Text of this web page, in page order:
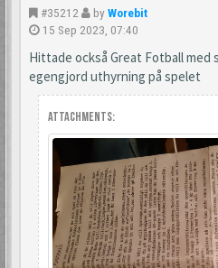
#35212 by Worebit
15 Sep 2023, 07:40
Hittade också Great Fotball med
egengjord uthyrning på spelet
Attachments: